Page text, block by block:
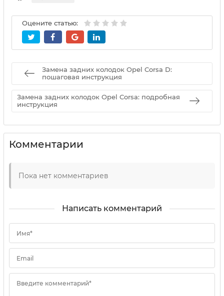
Оцените статью:
Замена задних колодок Opel Corsa D:
пошаговая инструкция
Замена задних колодок Opel Corsa: подробная
инструкция
Комментарии
Пока нет комментариев
Написать комментарий
Имя*
Email
Введите комментарий*